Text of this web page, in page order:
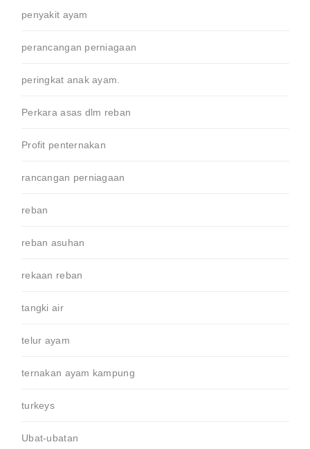
penyakit ayam
perancangan perniagaan
peringkat anak ayam.
Perkara asas dlm reban
Profit penternakan
rancangan perniagaan
reban
reban asuhan
rekaan reban
tangki air
telur ayam
ternakan ayam kampung
turkeys
Ubat-ubatan